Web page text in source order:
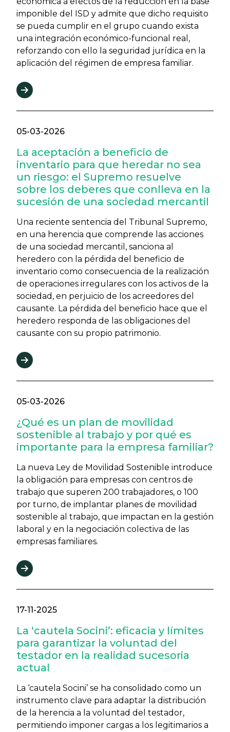
imponible del ISD y admite que dicho requisito
se pueda cumplir en el grupo cuando exista
una integración económico-funcional real,
reforzando con ello la seguridad jurídica en la
aplicación del régimen de empresa familiar.
05-03-2026
La aceptación a beneficio de
inventario para que heredar no sea
un riesgo: el Supremo resuelve
sobre los deberes que conlleva en la
sucesión de una sociedad mercantil
Una reciente sentencia del Tribunal Supremo,
en una herencia que comprende las acciones
de una sociedad mercantil, sanciona al
heredero con la pérdida del beneficio de
inventario como consecuencia de la realización
de operaciones irregulares con los activos de la
sociedad, en perjuicio de los acreedores del
causante. La pérdida del beneficio hace que el
heredero responda de las obligaciones del
causante con su propio patrimonio.
05-03-2026
¿Qué es un plan de movilidad
sostenible al trabajo y por qué es
importante para la empresa familiar?
La nueva Ley de Movilidad Sostenible introduce
la obligación para empresas con centros de
trabajo que superen 200 trabajadores, o 100
por turno, de implantar planes de movilidad
sostenible al trabajo, que impactan en la gestión
laboral y en la negociación colectiva de las
empresas familiares.
17-11-2025
La ‘cautela Socini’: eficacia y límites
para garantizar la voluntad del
testador en la realidad sucesoria
actual
La ‘cautela Socini’ se ha consolidado como un
instrumento clave para adaptar la distribución
de la herencia a la voluntad del testador,
permitiendo imponer cargas a los legitimarios a